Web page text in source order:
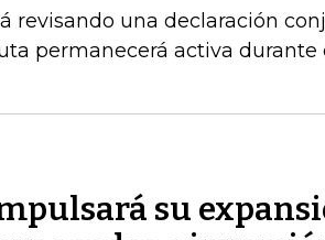
revisando una declaración
permanecerá activa durante
su